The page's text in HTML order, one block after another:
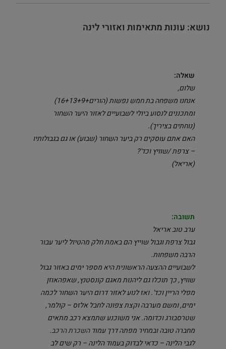
נושא: עונות מתאימות ואזורי לינה
שאלה:
שלום,
אנחנו משפחה בת חמש נפשות (הורים+16+13+9)
ומתכננים לנסוע ביולי לשבועיים לאזור היער השחור
(נוחתים בציריך).
האם אתם עוסקים רק ביער השחור (שבוע) או גם בגבולותיו
– צרפת /שוויץ וכד'?
(אריאל)
תשובה:
ערב טוב אריאל
גבול צרפת וגבול שוייץ הם באמת חלק מהטיול ליער עבור
הרבה משפחות.
לשבועיים ההצעה הראשונית היא מספר ימים באזור גבול
שוויץ, כך תוכלו גם ליהנות מאגם קונסטנץ, שאפהאוזן
מפלי הריין וכד'. ואז לנוע לאזור דרום היער השחור לכמה
ימים, ומשם מערבה וקצת צפונה לחבל אלזס – קולמר,
שטרסבורג וכדומה. אני משוכנע שתמצא רכב מתאים
מחברה טובה ובמחיר מפתה דרך עמודהשכרת הרכב.
לגבי הלינה – כדאי לבדוק בעמוד הלינה – רק שים לב